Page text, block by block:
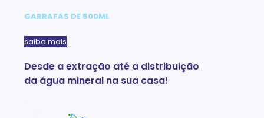
GARRAFAS DE 500ML
saiba mais
Desde a extração até a distribuição
da água mineral na sua casa!